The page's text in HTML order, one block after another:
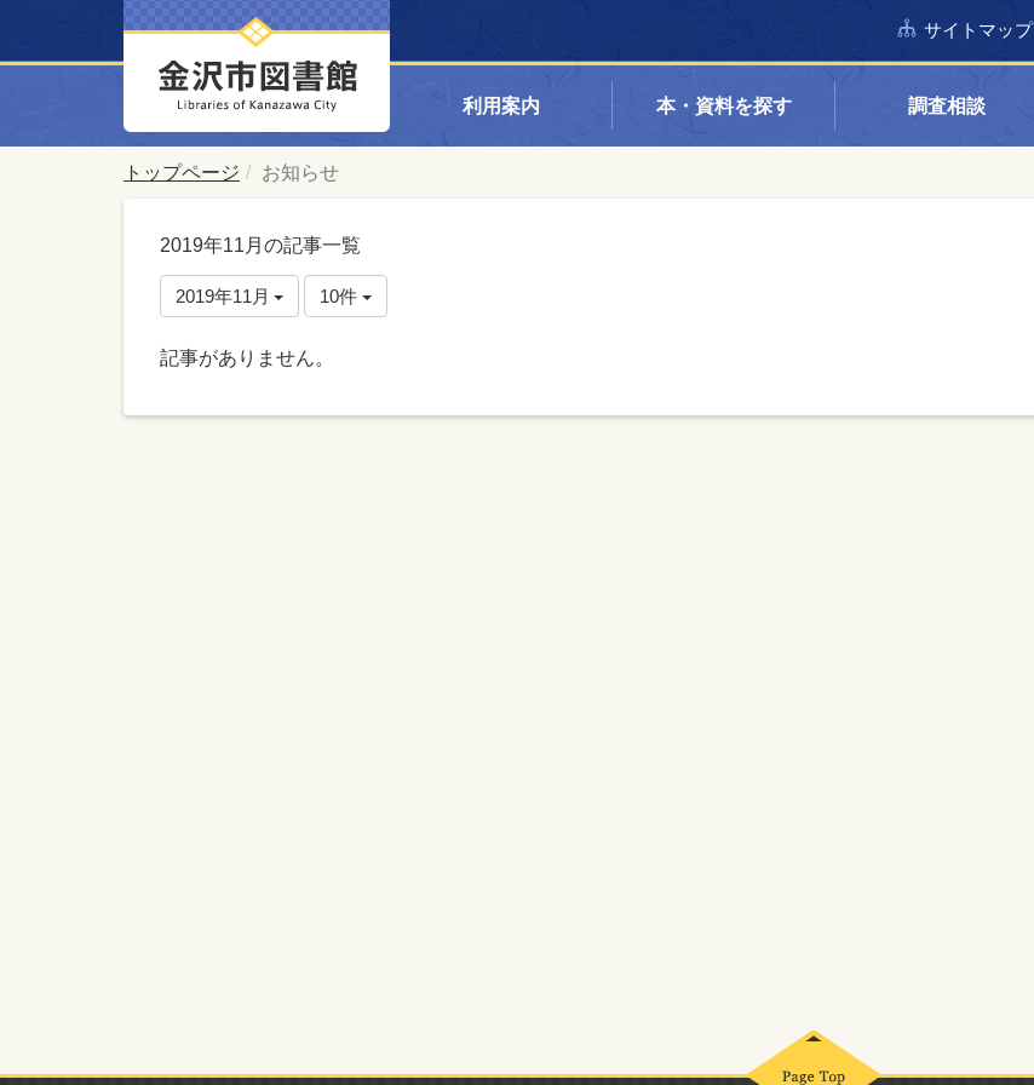
サイトマップ
利用案内 本・資料を探す 調査相談
トップページ お知らせ
2019年11月の記事一覧
2019年11月 10件
記事がありません。